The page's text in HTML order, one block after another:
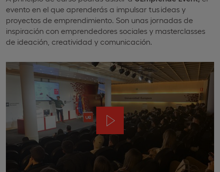
evento en el que aprenderás a impulsar tus ideas y
proyectos de emprendimiento. Son unas jornadas de
inspiración con emprendedores sociales y masterclasses
de ideación, creatividad y comunicación.